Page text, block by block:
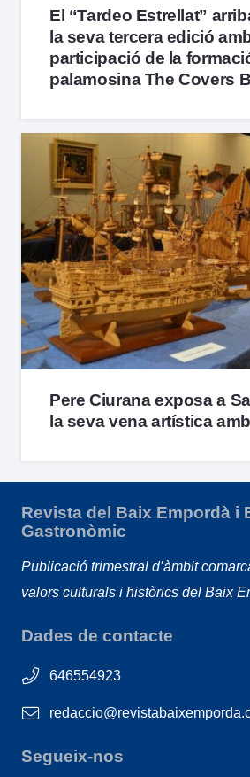
El “Tardeo Estrellat”
la seva tercera edició
participació de la
palamosina The Covers
Pere Ciurana exposa a
la seva vena artística
Revista del Baix Empordà i
Gastronòmic
Publicació trimestral d’àmbit
valors culturals i històrics del Baix
Dades de contacte
646554923
Segueix-nos